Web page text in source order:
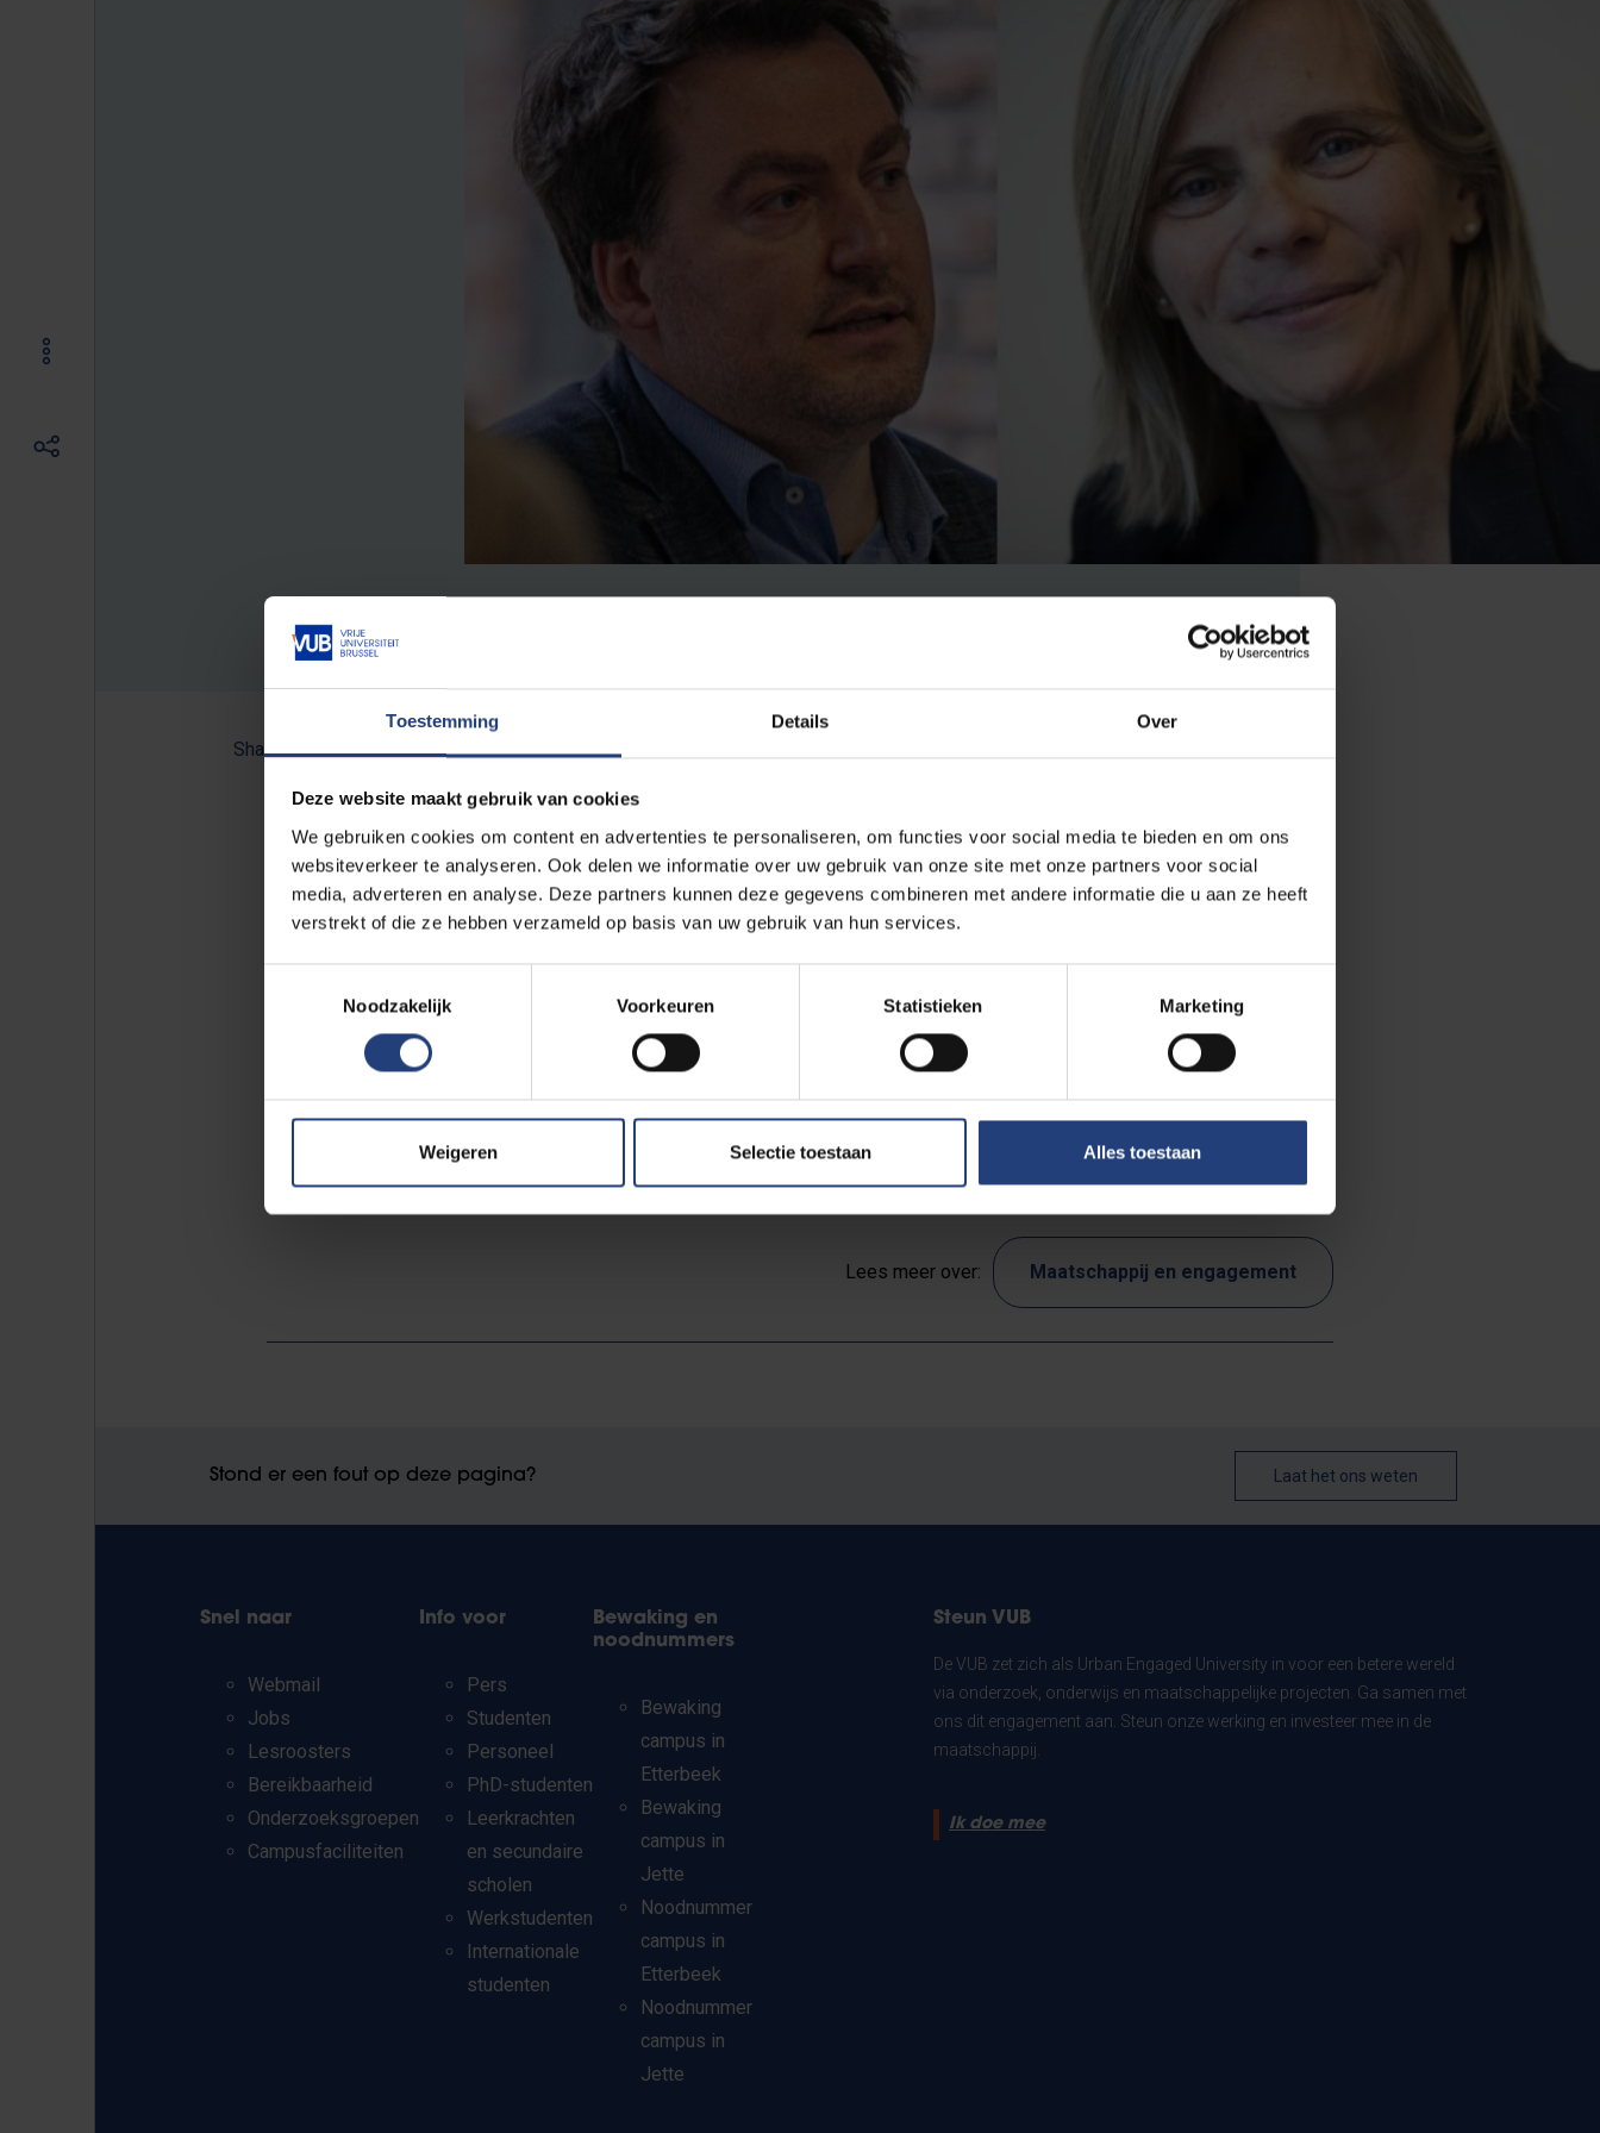
Toestemming Details Over
Deze website maakt gebruik van cookies
We gebruiken cookies om content en advertenties te personaliseren, om functies voor social media te bieden en om ons
websiteverkeer te analyseren. Ook delen we informatie over uw gebruik van onze site met onze partners voor social
media, adverteren en analyse. Deze partners kunnen deze gegevens combineren met andere informatie die u aan ze heeft
verstrekt of die ze hebben verzameld op basis van uw gebruik van hun services.
Noodzakelijk
Voorkeuren Statistieken Marketing
Weigeren Selectie toestaan Alles toestaan
Share:
Foto Christophe Busch: Tomas Jansen.
Op woensdag 27 mei lanceren de VUB en de UAntwerpen samen het Hannah Arendt Instituut voor diversiteit,
stedelijkheid en burgerschap. Het instituut is een initiatief van de twee universiteiten en krijgt de steun van de stad
Mechelen en Vlaams minister Bart Somers. Historicus en criminoloog Christophe Busch zal het nieuwe instituut
leiden. Het hele gebeuren is voor VUB-rector Caroline Pauwels een realisatie van een oude droom. In het
dubbelinterview praten Busch en Pauwels over geweld, polarisering en een filosofe die blijft inspireren. Lees het
volledige interview opknack.be(+).
Lees meer over: Maatschappij en engagement
Stond er een fout op deze pagina? Laat het ons weten
Snel naar
Webmail
Jobs
Lesroosters
Bereikbaarheid
Onderzoeksgroepen
Campusfaciliteiten
Info voor
Pers
Studenten
Personeel
PhD-studenten
Leerkrachten
en secundaire
scholen
Werkstudenten
Internationale
studenten
Bewaking en
noodnummers
Bewaking
campus in
Etterbeek
Bewaking
campus in
Jette
Noodnummer
campus in
Etterbeek
Noodnummer
campus in
Jette
Steun VUB
De VUB zet zich als Urban Engaged University in voor een betere wereld
via onderzoek, onderwijs en maatschappelijke projecten. Ga samen met
ons dit engagement aan. Steun onze werking en investeer mee in de
maatschappij.
Ik doe mee